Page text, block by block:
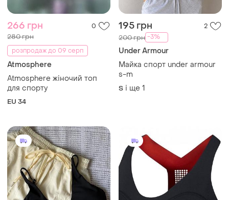
266 грн 0
280 грн
розпродаж до 09 серп
Atmosphere
Atmosphere жіночий топ
для спорту
EU 34
195 грн 2
200 грн -3%
Under Armour
Майка спорт under armour
s-m
S і ще 1